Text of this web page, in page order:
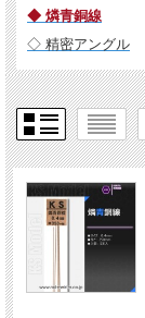
◆ 燐青銅線
◇ 精密アングル